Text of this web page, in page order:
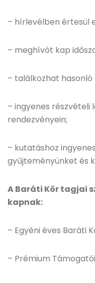
– hírlevélben értesül
– meghívót kap
– találkozhat
– ingyenes részvételi
rendezvényein;
– kutatáshoz
gyűjteményünket és
A Baráti Kör tagjai
kapnak:
– Egyéni éves Baráti
– Prémium